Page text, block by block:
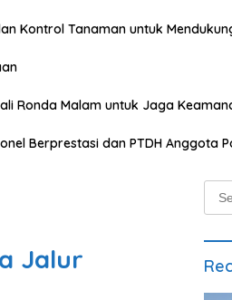
Kontrol Tanaman untuk
Ronda Malam untuk Jaga
Berprestasi dan PTDH Anggota
Jalur
for: